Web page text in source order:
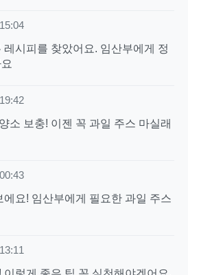
레시피를 찾았어요. 임산부에게 정
소 보충! 이젠 꼭 과일 주스 마실래
에요! 임산부에게 필요한 과일 주스